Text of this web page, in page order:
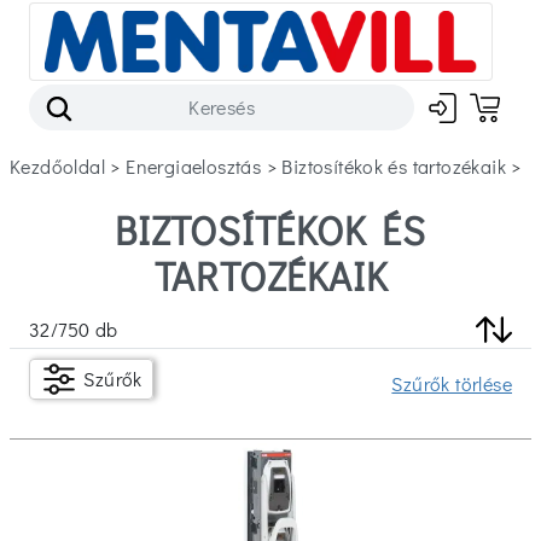
Kezdőoldal> energiaelosztás > biztosítékok és tartozékaik >
Készleten
Ár
BIZTOSÍTÉKOK ÉS
TARTOZÉKAIK
32/750 db
Szűrők
Szűrők törlése